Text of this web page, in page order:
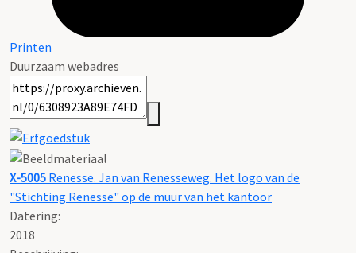
Printen
Duurzaam webadres
X-5005 Renesse. Jan van Renesseweg. Het logo van de
"Stichting Renesse" op de muur van het kantoor
Datering:
2018